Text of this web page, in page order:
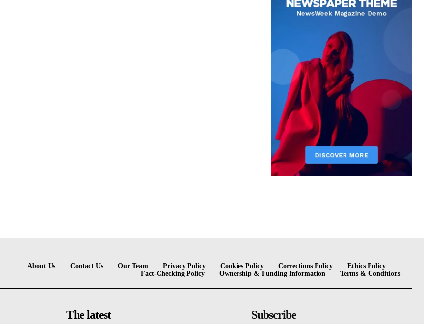
About Us Contact Us Our Team Privacy Policy Cookies Policy Corrections Policy
Ethics Policy
Fact-Checking Policy
Ownership & Funding Information Terms & Conditions
The latest Subscribe